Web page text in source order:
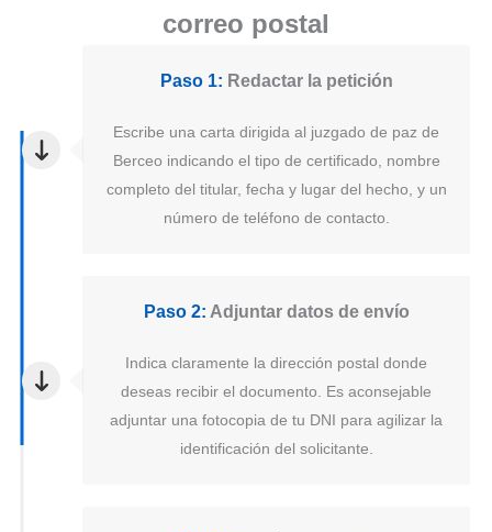
correo postal
Paso 1: Redactar la petición
Escribe una carta dirigida al juzgado de paz de
Berceo indicando el tipo de certificado, nombre
completo del titular, fecha y lugar del hecho, y un
número de teléfono de contacto.
Paso 2: Adjuntar datos de envío
Indica claramente la dirección postal donde
deseas recibir el documento. Es aconsejable
adjuntar una fotocopia de tu DNI para agilizar la
identificación del solicitante.